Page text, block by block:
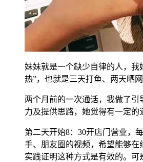
妹妹就是一个缺少自律的人，我
热”，也就是三天打鱼、两天晒网
两个月前的一次通话，我做了引
力及提供思路，她觉得有一定的
第二天开始8：30开店门营业，
手、朋友圈的视频，希望能够在
实践证明这种方式是有效的。可